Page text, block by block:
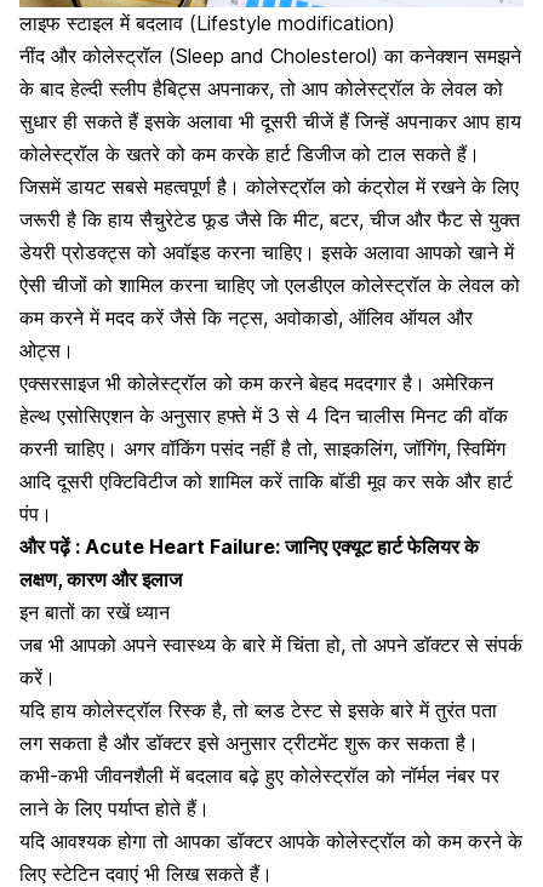
लाइफ स्टाइल में बदलाव (Lifestyle modification)
नींद और कोलेस्ट्रॉल (Sleep and Cholesterol) का कनेक्शन समझने
के बाद हेल्दी स्लीप हैबिट्स अपनाकर, तो आप कोलेस्ट्रॉल के लेवल को
सुधार ही सकते हैं इसके अलावा भी दूसरी चीजें हैं जिन्हें अपनाकर आप हाय
कोलेस्ट्रॉल के खतरे को कम करके हार्ट डिजीज को टाल सकते हैं।
जिसमें डायट सबसे महत्वपूर्ण है। कोलेस्ट्रॉल को कंट्रोल में रखने के लिए
जरूरी है कि हाय सैचुरेटेड फूड जैसे कि मीट, बटर, चीज और फैट से युक्त
डेयरी प्रोडक्ट्स को अवॉइड करना चाहिए।इसके अलावा आपको खाने में
ऐसी चीजों को शामिल करना चाहिए जो एलडीएल कोलेस्ट्रॉल के लेवल को
कम करने में मदद करें जैसे कि नट्स, अवोकाडो, ऑलिव ऑयल और
ओट्स।
एक्सरसाइज भी कोलेस्ट्रॉल को कम करने बेहद मददगार है। अमेरिकन
हेल्थ एसोसिएशन के अनुसार हफ्ते में 3 से 4 दिन चालीस मिनट की वॉक
करनी चाहिए। अगर वॉकिंग पसंद नहीं है तो, साइकलिंग, जॉगिंग, स्विमिंग
आदि दूसरी एक्टिविटीज को शामिल करें ताकि बॉडी मूव कर सके और हार्ट
पंप।
और पढ़ें : Acute Heart Failure: जानिए एक्यूट हार्ट फेलियर के
लक्षण, कारण और इलाज
इन बातों का रखें ध्यान
जब भी आपको अपने स्वास्थ्य के बारे में चिंता हो, तो अपने डॉक्टर से संपर्क
करें।
यदि हाय कोलेस्ट्रॉल रिस्क है, तो ब्लड टेस्ट से इसके बारे में तुरंत पता
लग सकता है और डॉक्टर इसे अनुसार ट्रीटमेंट शुरू कर सकता है।
कभी-कभी जीवनशैली में बदलाव बढ़े हुए कोलेस्ट्रॉल को नॉर्मल नंबर पर
लाने के लिए पर्याप्त होते हैं।
यदि आवश्यक होगा तो आपका डॉक्टर आपके कोलेस्ट्रॉल को कम करने के
लिए स्टेटिन दवाएं भी लिख सकते हैं।